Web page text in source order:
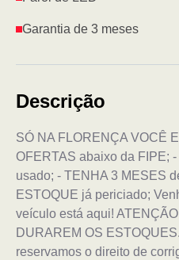
Garantia de 3 meses
Descrição
SÓ NA FLORENÇA VOCÊ
OFERTAS abaixo da FIPE;
usado; - TENHA 3 MESES
ESTOQUE já periciado;
veículo está aqui!
DURAREM OS
reservamos o direito de